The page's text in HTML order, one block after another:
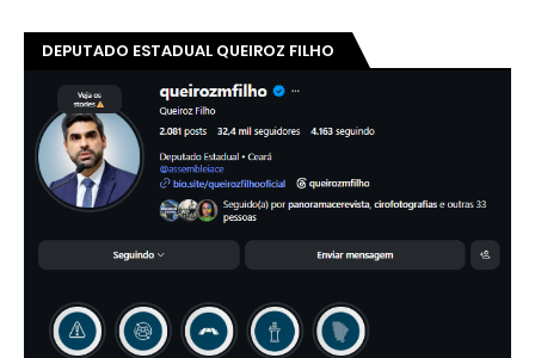
DEPUTADO ESTADUAL QUEIROZ FILHO